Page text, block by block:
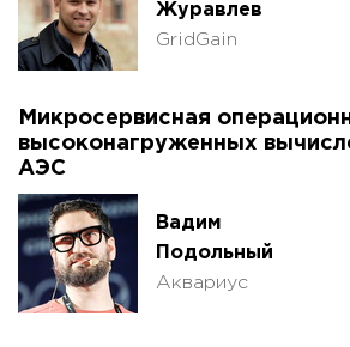
Журавлев
GridGain
Микросервисная
высоконагруженных
АЭС
Вадим
Подольный
Аквариус